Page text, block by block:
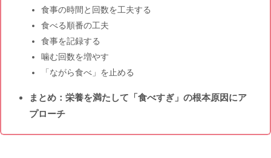
食事の時間と回数を工夫する
食べる順番の工夫
食事を記録する
噛む回数を増やす
「ながら食べ」を止める
まとめ：栄養を満たして「食べすぎ」の根本原因にア
プローチ